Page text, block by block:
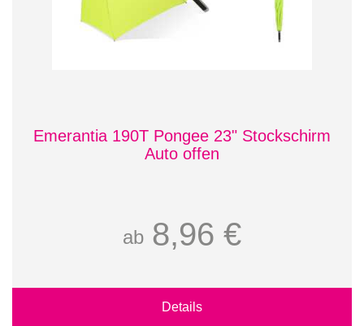
Emerantia 190T Pongee 23" Stockschirm
Auto offen
ab 8,96 €
Details